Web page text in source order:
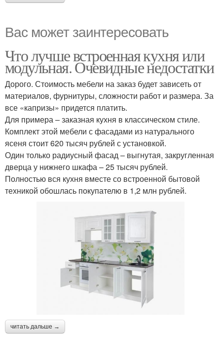
Вас может заинтересовать
Что лучше встроенная кухня или
модульная. Очевидные недостатки
Дорого. Стоимость мебели на заказ будет зависеть от
материалов, фурнитуры, сложности работ и размера. За
все «капризы» придется платить.
Для примера – заказная кухня в классическом стиле.
Комплект этой мебели с фасадами из натурального
ясеня стоит 620 тысяч рублей с установкой.
Один только радиусный фасад – выгнутая, закругленная
дверца у нижнего шкафа – 25 тысяч рублей.
Полностью вся кухня вместе со встроенной бытовой
техникой обошлась покупателю в 1,2 млн рублей.
читать дальше →